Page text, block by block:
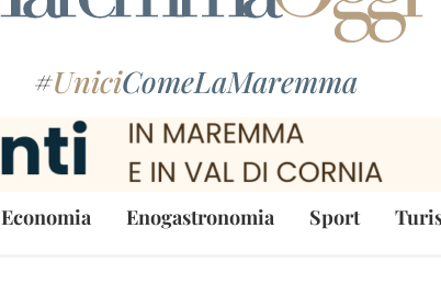
#UniciComeLaMaremma
Economia Enogastronomia Sport